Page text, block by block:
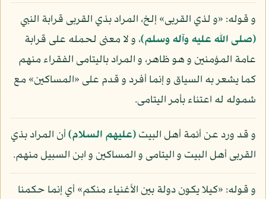
و قوله: «و لذي القربى» إلخ، المراد بذي القربى قرابة النبي
(صلى الله عليه وآله وسلم)، و لا معنى لحمله على قرابة
عامة المؤمنين و هو ظاهر، و المراد باليتامى الفقراء منهم
كما يشعر به السياق و إنما أفرد و قدم على «المساكين» مع
شموله له اعتناء بأمر اليتامى.
و قد ورد عن أئمة أهل البيت(عليهم السلام)أن المراد بذي
القربى أهل البيت و اليتامى و المساكين و ابن السبيل منهم.
و قوله: «كيلا يكون دولة بين الأغنياء منكم» أي إنما حكمنا